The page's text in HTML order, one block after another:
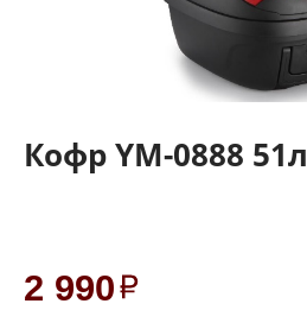
Кофр YM-0888 51л
2 990